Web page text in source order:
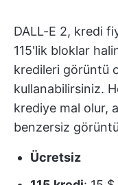
DALL-E 2, kredi
115'lik bloklar
kredileri görüntü
kullanabilirsiniz.
krediye mal olur,
benzersiz
Ücretsiz